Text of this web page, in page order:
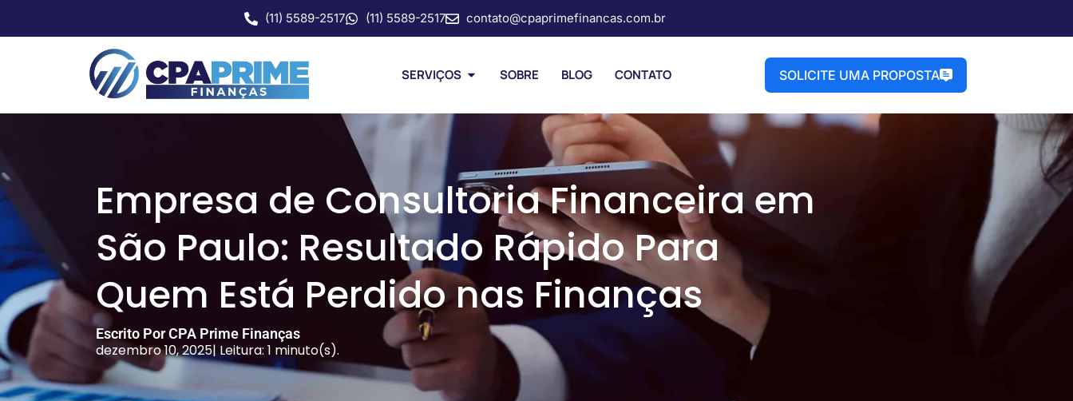
(11) 5589-2517 (11) 5589-2517 contato@cpaprimefinancas.com.br
SERVIÇOS SOBRE BLOG CONTATO SOLICITE UMA PROPOSTA
Empresa de Consultoria Financeira em
São Paulo: Resultado Rápido Para
Quem Está Perdido nas Finanças
Escrito Por CPA Prime Finanças
dezembro 10, 2025| Leitura: 1 minuto(s).